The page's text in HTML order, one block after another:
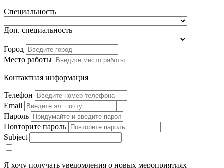
Специальность
Доп. специальность
Город
Место работы
Контактная информация
Телефон
Email
Пароль
Повторите пароль
Subject
Я хочу получать уведомления о новых мероприятиях